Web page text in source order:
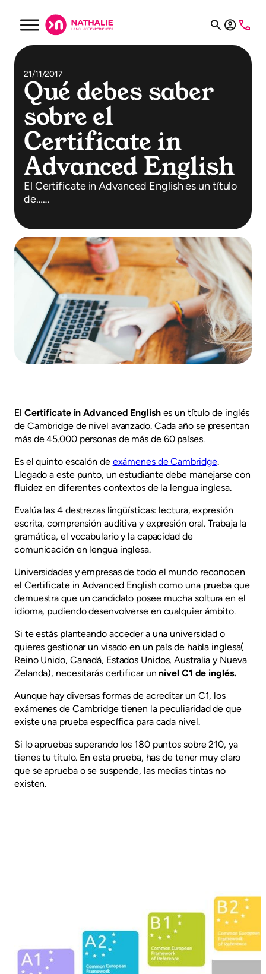
21/11/2017
Qué debes saber
sobre el
Certificate in
Advanced English
El Certificate in Advanced English es un título
de……
El Certificate in Advanced Englishes un título de inglés
de Cambridge de nivel avanzado. Cada año se presentan
más de 45.000 personas de más de 60 países.
Es el quinto escalón de exámenes de Cambridge.
Llegado a este punto, un estudiante debe manejarse con
fluidez en diferentes contextos de la lengua inglesa.
Evalúa las 4 destrezas lingüísticas: lectura, expresión
escrita, comprensión auditiva y expresión oral. Trabaja la
gramática, el vocabulario y la capacidad de
comunicación en lengua inglesa.
Universidades y empresas de todo el mundo reconocen
el Certificate in Advanced English como una prueba que
demuestra que un candidato posee mucha soltura en el
idioma, pudiendo desenvolverse en cualquier ámbito.
Si te estás planteando acceder a una universidad o
quieres gestionar un visado en un país de habla inglesa(
Reino Unido, Canadá, Estados Unidos, Australia y Nueva
Zelanda), necesitarás certificar unnivel C1 de inglés.
Aunque hay diversas formas de acreditar un C1, los
exámenes de Cambridge tienen la peculiaridad de que
existe una prueba específica para cada nivel.
Si lo apruebas superando los 180 puntos sobre 210, ya
tienes tu título. En esta prueba, has de tener muy claro
que se aprueba o se suspende, las medias tintas no
existen.